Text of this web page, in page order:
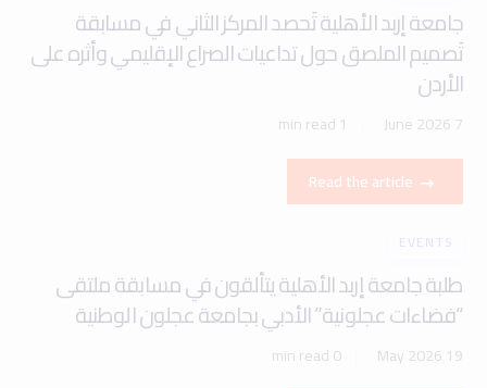
جامعة إربد الأهلية تَحصد المركز الثاني في مسابقة
تَصميم الملصق حول تداعيات الصراع الإقليمي وأثره على
الأردن
7 June 2026
1 min read
Read the article
EVENTS
طلبة جامعة إربد الأهلية يتألقون في مسابقة ملتقى
“فضاءات عجلونية” الأدبي بجامعة عجلون الوطنية
19 May 2026
0 min read